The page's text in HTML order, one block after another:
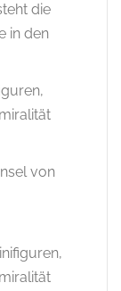
die
in den
von